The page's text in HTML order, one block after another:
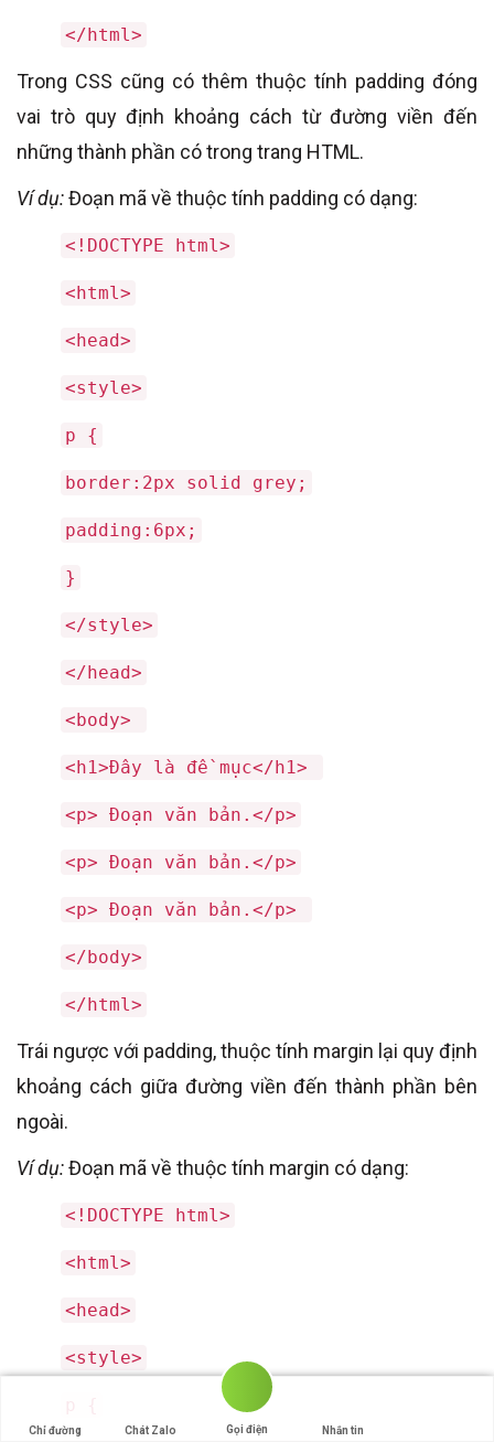
</html>
Trong CSS cũng có thêm thuộc tính padding đóng
vai trò quy định khoảng cách từ đường viền đến
những thành phần có trong trang HTML.
Ví dụ:Đoạn mã về thuộc tính padding có dạng:
<!DOCTYPE html>
<html>
<head>
<style>
p {
border:2px solid grey;
padding:6px;
}
</style>
</head>
<body>
<h1>Đây là đề mục</h1>
<p> Đoạn văn bản.</p>
<p> Đoạn văn bản.</p>
<p> Đoạn văn bản.</p>
</body>
</html>
Trái ngược với padding, thuộc tính margin lại quy định
khoảng cách giữa đường viền đến thành phần bên
ngoài.
Ví dụ:Đoạn mã về thuộc tính margin có dạng:
<!DOCTYPE html>
<html>
<head>
<style>
Chỉ đường Chát Zalo Gọi điện Nhắn tin